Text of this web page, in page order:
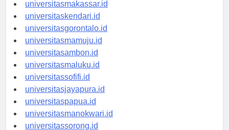
universitasmakassar.id
universitaskendari.id
universitasgorontalo.id
universitasmamuju.id
universitasambon.id
universitasmaluku.id
universitassofifi.id
universitasjayapura.id
universitaspapua.id
universitasmanokwari.id